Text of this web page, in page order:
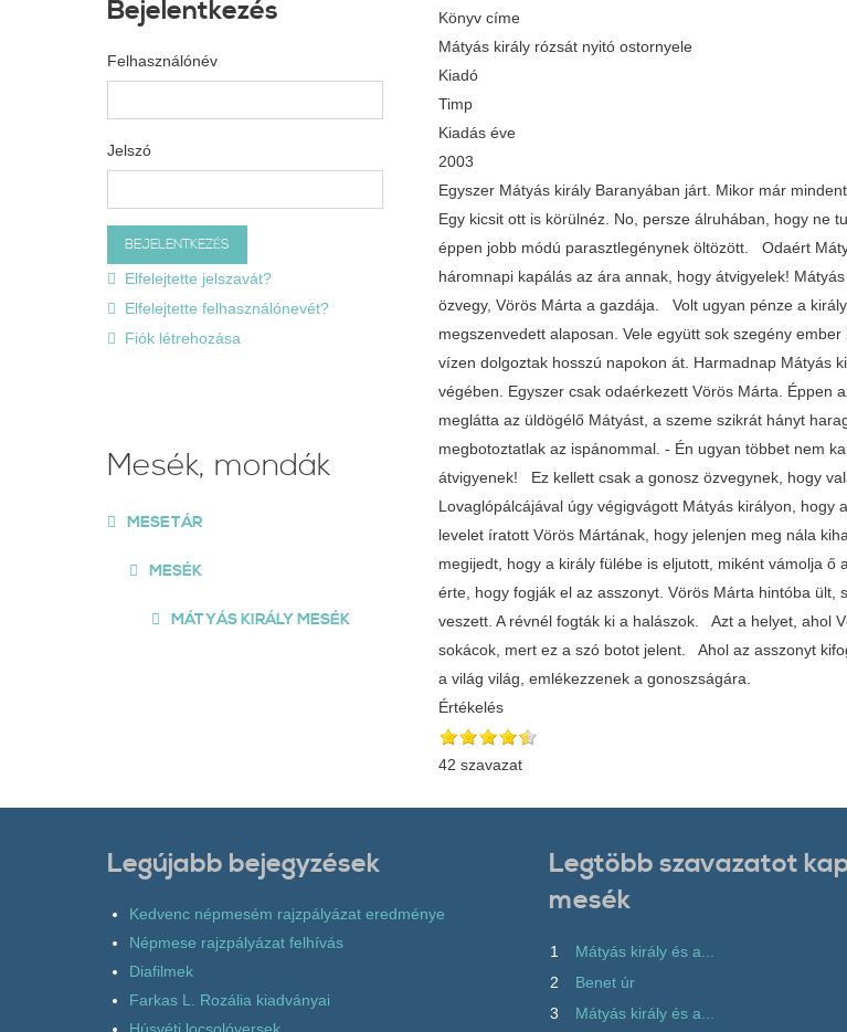
Könyv címe
Mátyás király rózsát nyitó ostornyele
Kiadó
Timp
Kiadás éve
2003
Egyszer Mátyás király Baranyában járt. Mikor már
Egy kicsit ott is körülnéz. No, persze álruhában, hogy ne
éppen jobb módú parasztlegénynek öltözött. Odaért
háromnapi kapálás az ára annak, hogy átvigyelek!
özvegy, Vörös Márta a gazdája. Volt ugyan pénze a
megszenvedett alaposan. Vele együtt sok szegény
vízen dolgoztak hosszú napokon át. Harmadnap Mátyás
végében. Egyszer csak odaérkezett Vörös Márta. Éppen
meglátta az üldögélő Mátyást, a szeme szikrát hányt
megbotoztatlak az ispánommal. - Én ugyan többet nem
átvigyenek! Ez kellett csak a gonosz özvegynek, hogy
Lovaglópálcájával úgy végigvágott Mátyás királyon, hogy
levelet íratott Vörös Mártának, hogy jelenjen meg nála
megijedt, hogy a király fülébe is eljutott, miként vámolja
érte, hogy fogják el az asszonyt. Vörös Márta hintóba
veszett. A révnél fogták ki a halászok. Azt a helyet, ahol
sokácok, mert ez a szó botot jelent. Ahol az asszonyt
a világ világ, emlékezzenek a gonoszságára.
Értékelés
42 szavazat
Bejelentkezés
Felhasználónév
Jelszó
Elfelejtette jelszavát?
Elfelejtette felhasználónevét?
Fiók létrehozása
Mesék, mondák
MESETÁR
MESÉK
MÁTYÁS KIRÁLY MESÉK
Legújabb bejegyzések
Kedvenc népmesém rajzpályázat eredménye
Népmese rajzpályázat felhívás
Diafilmek
Farkas L. Rozália kiadványai
Legtöbb szavazatot
mesék
1
Mátyás király és a...
2
Benet úr
3
Mátyás király és a...